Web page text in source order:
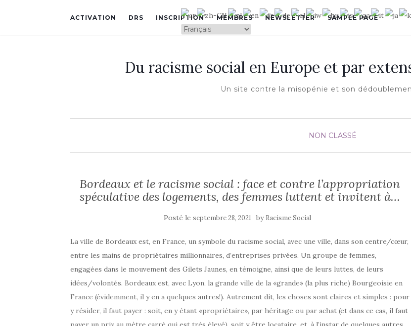
ACTIVATION DRS INSCRIPTION MEMBRES NEWSLETTER SAMPLE PAGE
Du racisme social en Europe et par
Un site contre la misopénie et son
NON CLASSÉ
Bordeaux et le racisme social : face et contre l’appropriation
spéculative des logements, des femmes luttent et invitent à…
Posté leseptembre 28, 2021 by Racisme Social
La ville de Bordeaux est, en France, un symbole du racisme social, avec une ville, dans son centre/cœur,
entre les mains de propriétaires millionnaires, d’entreprises privées. Un groupe de femmes,
engagées dans le mouvement des Gilets Jaunes, en témoigne, ainsi que de leurs luttes, de leurs
idées/volontés. Bordeaux est, avec Lyon, la grande ville de la «grande» (la plus riche) Bourgeoisie en
France (évidemment, il y en a quelques autres!). Autrement dit, les choses sont claires et simples : pour
y résider, il faut payer : soit, en y étant «propriétaire», par héritage ou par achat (et dans ce cas, il faut